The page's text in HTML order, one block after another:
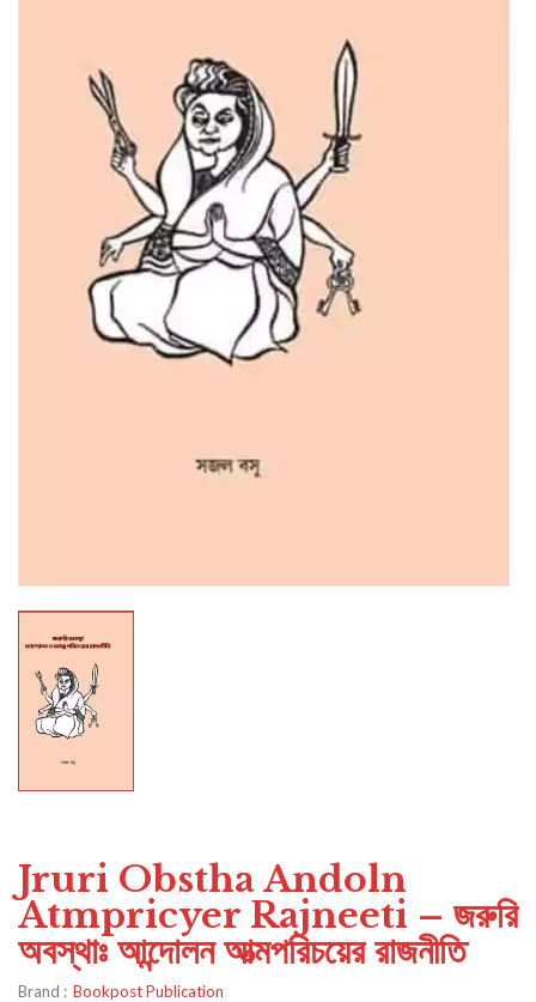
Jruri Obstha Andoln
Atmpricyer Rajneeti – জরুরি
অবস্থাঃ আন্দোলন আত্মপরিচয়ের রাজনীতি
Brand : Bookpost Publication